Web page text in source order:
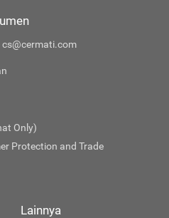
cs@cermati.com
Only)
Protection and Trade
Lainnya